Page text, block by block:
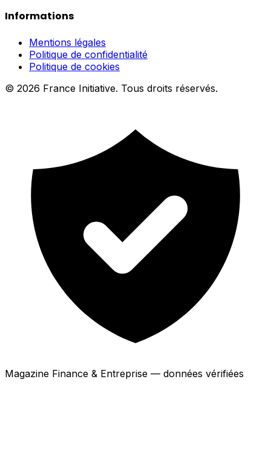
Informations
Mentions légales
Politique de confidentialité
Politique de cookies
© 2026 France Initiative. Tous droits réservés.
Magazine Finance & Entreprise — données vérifiées